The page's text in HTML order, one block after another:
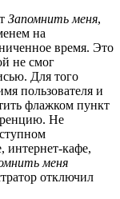
Запомнить меня,
на
время. Это
не смог
Для того
пользователя и
флажком пункт
Не
интернет-кафе,
меня
отключил